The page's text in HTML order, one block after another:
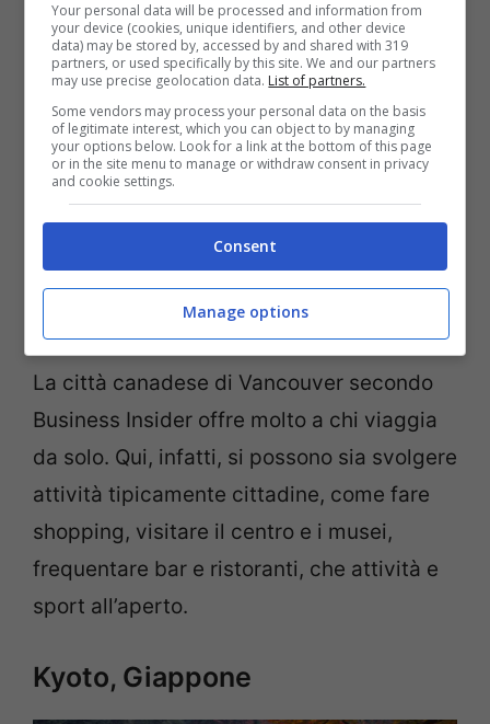
Vancouver, English Bay (Da Flickr. Licenza CC BY 2.0 via
Wikimedia Commons)
La città canadese di Vancouver secondo
Business Insider offre molto a chi viaggia
da solo. Qui, infatti, si possono sia svolgere
attività tipicamente cittadine, come fare
shopping, visitare il centro e i musei,
frequentare bar e ristoranti, che attività e
sport all’aperto.
Kyoto, Giappone
Your personal data will be processed and information from
your device (cookies, unique identifiers, and other device
data) may be stored by, accessed by and shared with 319
partners, or used specifically by this site. We and our partners
may use precise geolocation data. List of partners.
Some vendors may process your personal data on the basis
of legitimate interest, which you can object to by managing
your options below. Look for a link at the bottom of this page
or in the site menu to manage or withdraw consent in privacy
and cookie settings.
Consent
Manage options